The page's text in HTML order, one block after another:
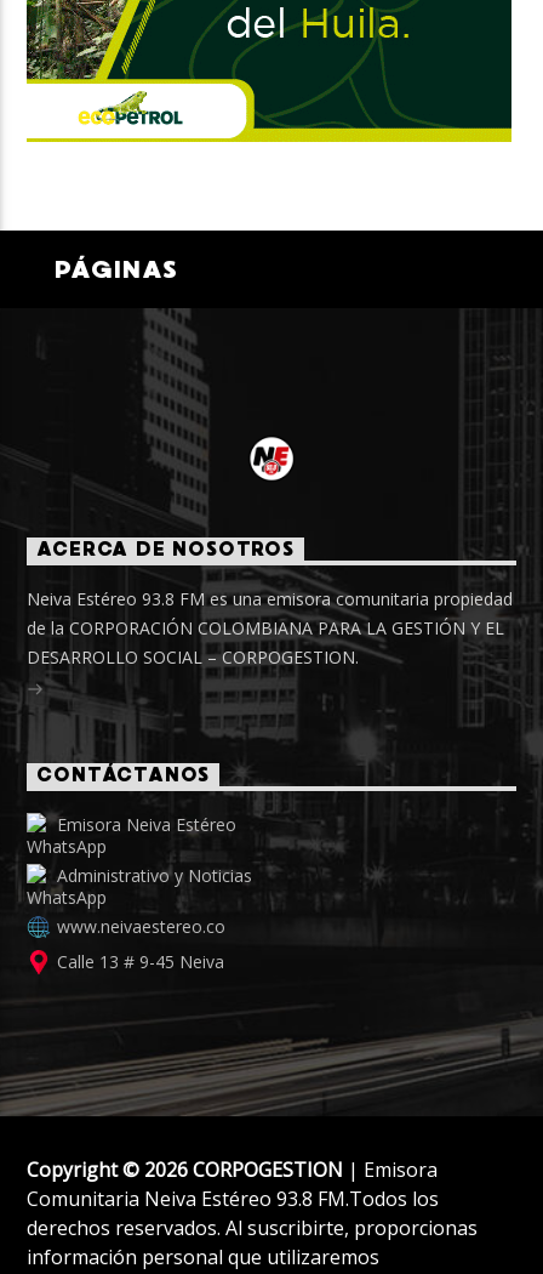
PÁGINAS
ACERCA DE NOSOTROS
Neiva Estéreo 93.8 FM es una emisora comunitaria propiedad
de la CORPORACIÓN COLOMBIANA PARA LA GESTIÓN Y EL
DESARROLLO SOCIAL – CORPOGESTION.
CONTÁCTANOS
Emisora Neiva Estéreo
Administrativo y Noticias
www.neivaestereo.co
Calle 13 # 9-45 Neiva
Copyright © 2026 CORPOGESTION | Emisora
Comunitaria Neiva Estéreo 93.8 FM.Todos los
derechos reservados. Al suscribirte, proporcionas
información personal que utilizaremos